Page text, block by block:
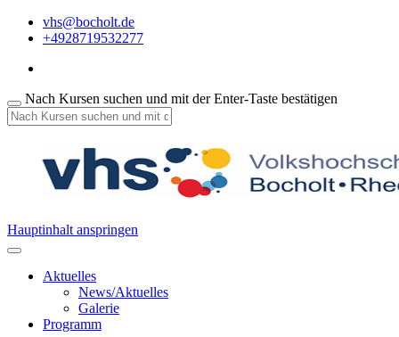
vhs@bocholt.de
+4928719532277
Nach Kursen suchen und mit der Enter-Taste bestätigen
Hauptinhalt anspringen
Aktuelles
News/Aktuelles
Galerie
Programm